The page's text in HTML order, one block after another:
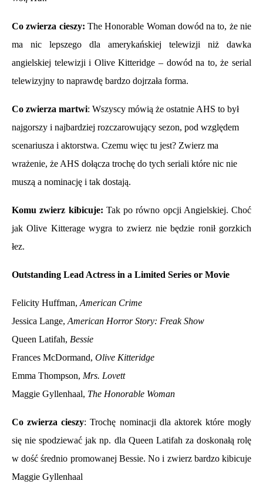
Co zwierza cieszy: The Honorable Woman dowód na to, że nie
ma nic lepszego dla amerykańskiej telewizji niż dawka
angielskiej telewizji i Olive Kitteridge – dowód na to, że serial
telewizyjny to naprawdę bardzo dojrzała forma.
Co zwierza martwi: Wszyscy mówią że ostatnie AHS to był
najgorszy i najbardziej rozczarowujący sezon, pod względem
scenariusza i aktorstwa. Czemu więc tu jest? Zwierz ma
wrażenie, że AHS dołącza trochę do tych seriali które nic nie
muszą a nominację i tak dostają.
Komu zwierz kibicuje: Tak po równo opcji Angielskiej. Choć
jak Olive Kitterage wygra to zwierz nie będzie ronił gorzkich
łez.
Outstanding Lead Actress in a Limited Series or Movie
Felicity Huffman, American Crime
Jessica Lange, American Horror Story: Freak Show
Queen Latifah, Bessie
Frances McDormand, Olive Kitteridge
Emma Thompson, Mrs. Lovett
Maggie Gyllenhaal, The Honorable Woman
Co zwierza cieszy: Trochę nominacji dla aktorek które mogły
się nie spodziewać jak np. dla Queen Latifah za doskonałą rolę
w dość średnio promowanej Bessie. No i zwierz bardzo kibicuje
Maggie Gyllenhaal